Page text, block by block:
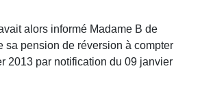
alors informé Madame B de
sa pension de réversion à compter
2013 par notification du 09 janvier